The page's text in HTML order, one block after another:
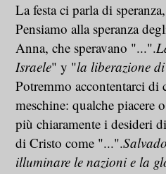
La festa ci parla di
Pensiamo alla speranza
Anna, che speravano "...".
Israele" y "la liberazione
Potremmo accontentarci di
meschine: qualche piacere
più chiaramente i desideri
di Cristo come "...".
illuminare le nazioni e la